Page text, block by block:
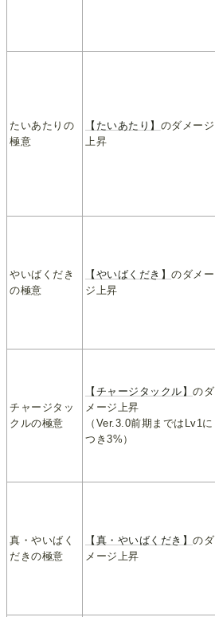
たいあたりの
極意
【たいあたり】 のダメージ
上昇
やいばくだき
の極意
【やいばくだき】のダメー
ジ上昇
チャージタッ
クルの極意
【チャージタックル】のダ
メージ上昇
（Ver.3.0前期まではLv1に
つき3%）
真・やいばく
だきの極意
【真・やいばくだき】のダ
メージ上昇